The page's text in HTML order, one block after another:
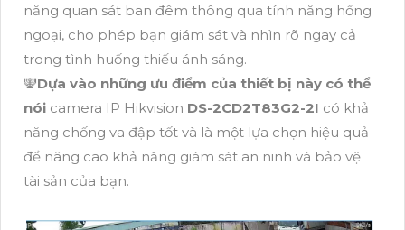
năng quan sát ban đêm thông qua tính năng hồng
ngoại, cho phép bạn giám sát và nhìn rõ ngay cả
trong tình huống thiếu ánh sáng.
️🕎Dựa vào những ưu điểm của thiết bị này có thể
nói camera IP Hikvision DS-2CD2T83G2-2I có khả
năng chống va đập tốt và là một lựa chọn hiệu quả
để nâng cao khả năng giám sát an ninh và bảo vệ
tài sản của bạn.